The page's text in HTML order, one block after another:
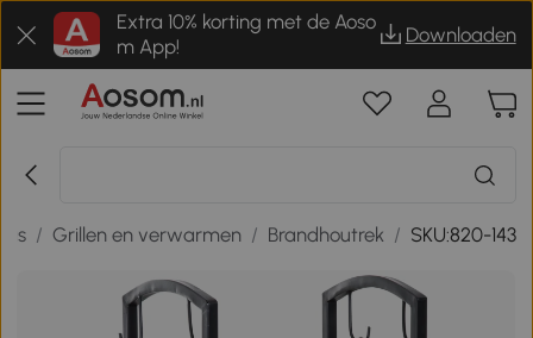
Extra 10% korting met de Aoso
m App!
Downloaden
/ Grillen en verwarmen / Brandhoutrek / SKU:820-143